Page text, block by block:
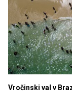
Vročinski val v